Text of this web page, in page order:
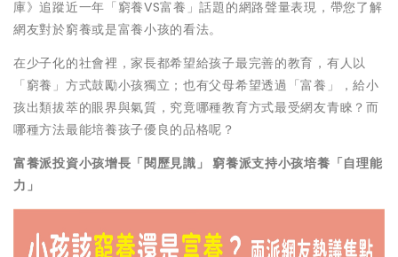
庫》追蹤近一年「窮養VS富養」話題的網路聲量表現，帶您了解
網友對於窮養或是富養小孩的看法。
在少子化的社會裡，家長都希望給孩子最完善的教育，有人以
「窮養」方式鼓勵小孩獨立；也有父母希望透過「富養」，給小
孩出類拔萃的眼界與氣質，究竟哪種教育方式最受網友青睞？而
哪種方法最能培養孩子優良的品格呢？
富養派投資小孩增長「閱歷見識」 窮養派支持小孩培養「自理能
力」